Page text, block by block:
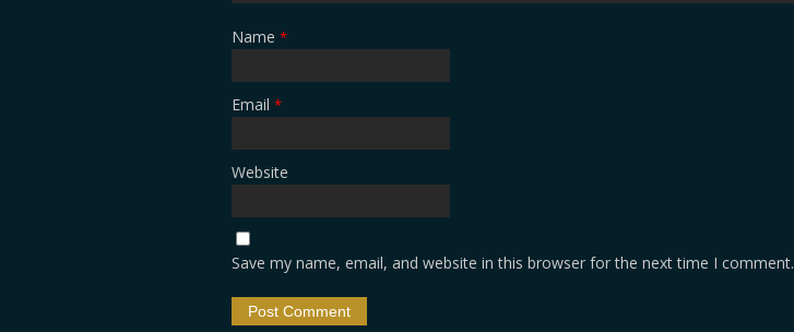
Name *
Email *
Website
Save my name, email, and website in this browser for the next time I comment.